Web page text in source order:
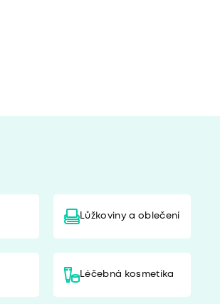
Lůžkoviny a oblečení
Léčebná kosmetika